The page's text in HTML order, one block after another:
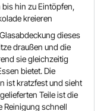
hin zu Eintöpfen,
kreieren
dieses
draußen und die
sie gleichzeitig
bietet. Die
ist kratzfest und sieht
Teile ist die
Reinigung schnell